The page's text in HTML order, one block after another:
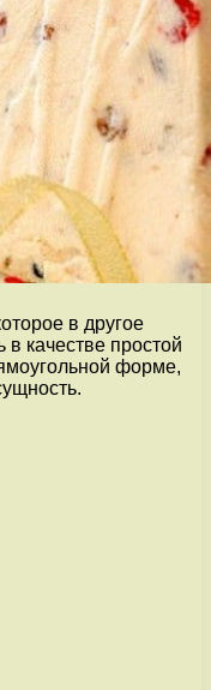
в другое
качестве простой
форме,